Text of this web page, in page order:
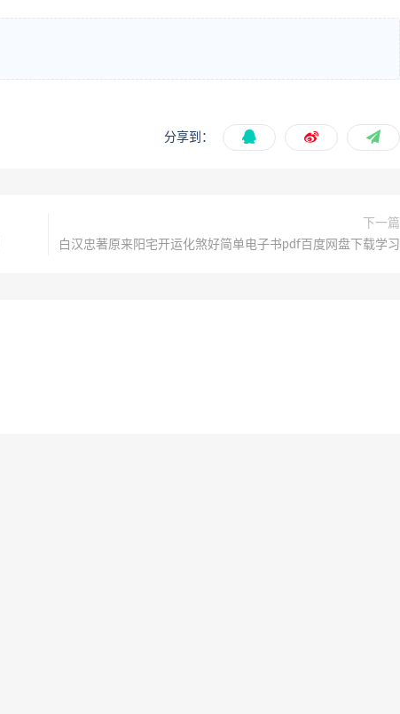
分享到：
下一篇
白汉忠著原来阳宅开运化煞好简单电子书pdf百度网盘下载学习